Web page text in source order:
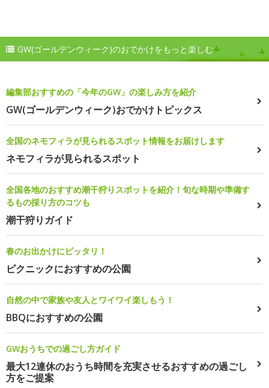
GW(ゴールデンウィーク)のおでかけをもっと楽しむ
編集部おすすめの「今年のGW」の楽しみ方を紹介
GW(ゴールデンウィーク)おでかけトピックス
全国のネモフィラが見られるスポット情報をお届けします
ネモフィラが見られるスポット
全国各地のおすすめ潮干狩りスポットを紹介！旬な時期や準備す
るもの採り方のコツも
潮干狩りガイド
春のお出かけにピッタリ！
ピクニックにおすすめの公園
自然の中で家族や友人とワイワイ楽しもう！
BBQにおすすめの公園
GWおうちでの過ごし方ガイド
最大12連休のおうち時間を充実させるおすすめの過ごし
方をご提案